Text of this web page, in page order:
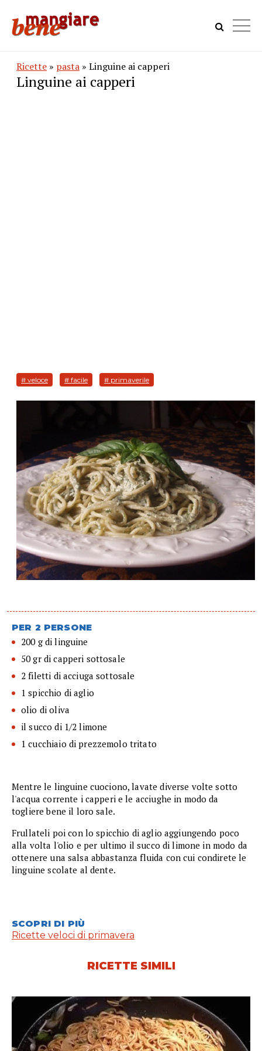
Ricette » pasta » Linguine ai capperi
Linguine ai capperi
# veloce # facile # primaverile
PER 2 PERSONE
200 g di linguine
50 gr di capperi sottosale
2 filetti di acciuga sottosale
1 spicchio di aglio
olio di oliva
il succo di 1/2 limone
1 cucchiaio di prezzemolo tritato
Mentre le linguine cuociono, lavate diverse volte sotto
l'acqua corrente i capperi e le acciughe in modo da
togliere bene il loro sale.
Frullateli poi con lo spicchio di aglio aggiungendo poco
alla volta l'olio e per ultimo il succo di limone in modo da
ottenere una salsa abbastanza fluida con cui condirete le
linguine scolate al dente.
SCOPRI DI PIÙ
Ricette veloci di primavera
RICETTE SIMILI